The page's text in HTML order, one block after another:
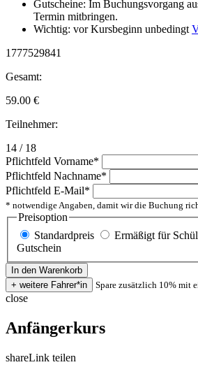
Gutscheine: Im Buchungsvorgang
Termin mitbringen.
Wichtig: vor Kursbeginn unbedingt
1777529841
Gesamt:
59.00 €
Teilnehmer:
14 / 18
Pflichtfeld Vorname*
Pflichtfeld Nachname*
Pflichtfeld E-Mail*
* notwendige Angaben, damit wir die Buchung
Preisoption
Standardpreis
Ermäßigt für
Gutschein
Spare zusätzlich 10% mit
close
Anfängerkurs
shareLink teilen